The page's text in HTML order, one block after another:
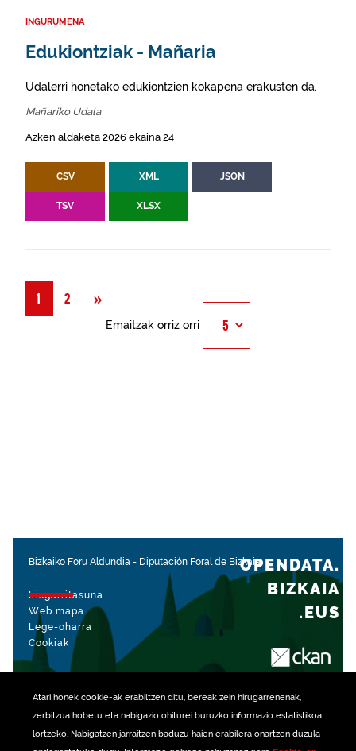
Atari honek cookie-ak erabiltzen ditu, bereak zein hirugarrenenak,
zerbitzua hobetu eta nabigazio ohiturei buruzko informazio estatistikoa
lortzeko. Nabigatzen jarraitzen baduzu haien erabilera onartzen duzula
INGURUMENA
Edukiontziak - Mañaria
Udalerri honetako edukiontzien kokapena erakusten da.
Mañariko Udala
Azken aldaketa 2026 ekaina 24
CSV XML JSON
TSV XLSX
1 2 »
Emaitzak orriz orri
Bizkaiko Foru Aldundia - Diputación Foral de Bizkaia
Irisgarritasuna
Web mapa
Lege-oharra
Cookiak
OPENDATA.
BIZKAIA
.EUS